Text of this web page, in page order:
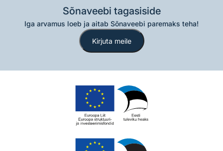
Sõnaveebi tagasiside
Iga arvamus loeb ja aitab Sõnaveebi paremaks teha!
Kirjuta meile